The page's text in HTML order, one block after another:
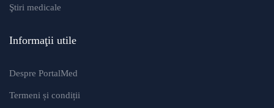
Ştiri medicale
Informaţii utile
Despre PortalMed
Termeni și condiții